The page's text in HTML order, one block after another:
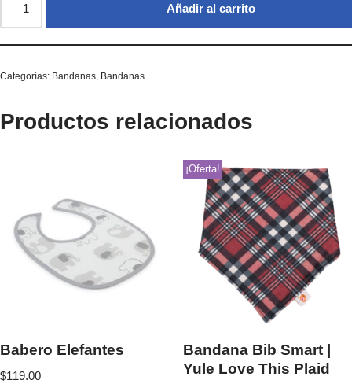
Añadir al carrito
Categorías: Bandanas Bandanas
Productos relacionados
Babero Elefantes
$119.00
¡Oferta!
Bandana Bib Smart |
Yule Love This Plaid